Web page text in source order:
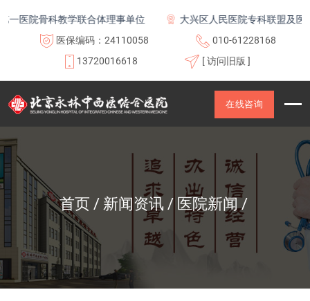
教学联合体理事单位
大兴区人民医院专科联盟及医联体成员单位
医保编码：24110058
010-61228168
13720016618
[ 访问旧版 ]
在线咨询
首页 新闻资讯 医院新闻